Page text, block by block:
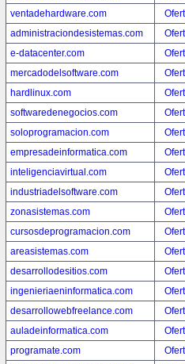
ventadehardware.com
administraciondesistemas.com
e-datacenter.com
mercadodelsoftware.com
hardlinux.com
softwaredenegocios.com
soloprogramacion.com
empresadeinformatica.com
inteligenciavirtual.com
industriadelsoftware.com
zonasistemas.com
cursosdeprogramacion.com
areasistemas.com
desarrollodesitios.com
ingenieriaeninformatica.com
desarrollowebfreelance.com
auladeinformatica.com
programate.com